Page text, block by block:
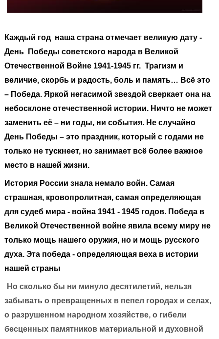
Каждый год наша страна отмечает великую дату -
День Победы советского народа в Великой
Отечественной Войне 1941-1945 гг. Трагизм и
величие, скорбь и радость, боль и память… Всё это
– Победа. Яркой негасимой звездой сверкает она на
небосклоне отечественной истории. Ничто не может
заменить её – ни годы, ни события. Не случайно
День Победы – это праздник, который с годами не
только не тускнеет, но занимает всё более важное
место в нашей жизни.
История России знала немало войн. Самая
страшная, кровопролитная, самая определяющая
для судеб мира - война 1941 - 1945 годов. Победа в
Великой Отечественной войне явила всему миру не
только мощь нашего оружия, но и мощь русского
духа. Эта победа - определяющая веха в истории
нашей страны
Но сколько бы ни минуло десятилетий, нельзя
забывать о превращенных в пепел городах и селах,
о разрушенном народном хозяйстве, о гибели
бесценных памятников материальной и духовной